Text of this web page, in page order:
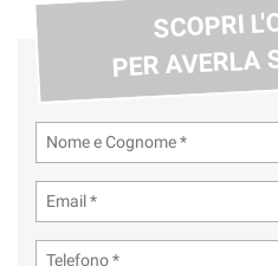
SCOPRI
PER AVERLA